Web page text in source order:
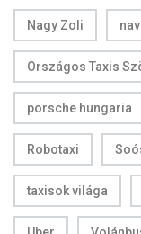
Nagy Zoli nav
Országos Taxis
porsche hungaria
Robotaxi
taxisok világa